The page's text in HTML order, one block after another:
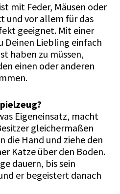
mit Feder, Mäusen oder
und vor allem für das
geeignet. Mit einer
Deinen Liebling einfach
haben zu müssen,
einen oder anderen
Eigeneinsatz, macht
gleichermaßen
die Hand und ziehe den
Katze über den Boden.
dauern, bis sein
er begeistert danach